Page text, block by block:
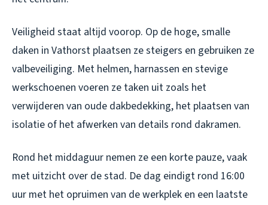
Veiligheid staat altijd voorop. Op de hoge, smalle
daken in Vathorst plaatsen ze steigers en gebruiken ze
valbeveiliging. Met helmen, harnassen en stevige
werkschoenen voeren ze taken uit zoals het
verwijderen van oude dakbedekking, het plaatsen van
isolatie of het afwerken van details rond dakramen.
Rond het middaguur nemen ze een korte pauze, vaak
met uitzicht over de stad. De dag eindigt rond 16:00
uur met het opruimen van de werkplek en een laatste